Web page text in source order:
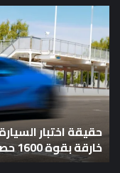
حقيقة
اختبار
السيارة:
خمس
دقائق
للحكم
على
سيارة
خارقة
بقوة
1600
حقيقة اختبار
خارقة بقوة 1600 حصان